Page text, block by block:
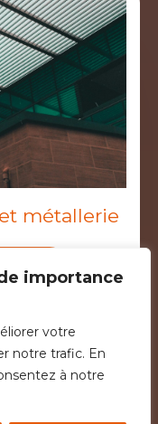
importance
votre
notre trafic. En
à notre
métallerie